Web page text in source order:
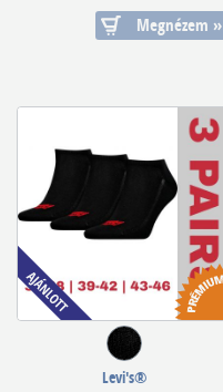
Megnézem »
Levi's®